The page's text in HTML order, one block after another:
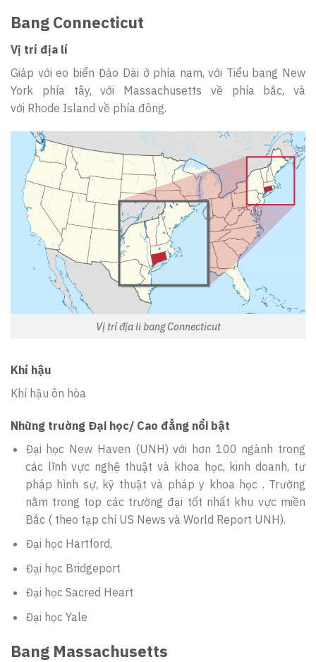
Bang Connecticut
Vị trí địa lí
Giáp với eo biển Đảo Dài ở phía nam, với Tiểu bang New
York phía tây, với Massachusetts về phía bắc, và
với Rhode Island về phía đông.
Vị trí địa li bang Connecticut
Khí hậu
Khí hậu ôn hòa
Những trường Đại học/ Cao đẳng nổi bật
Đại học New Haven (UNH) với hơn 100 ngành trong
các lĩnh vực nghệ thuật và khoa học, kinh doanh, tư
pháp hình sự, kỹ thuật và pháp y khoa học . Trường
nằm trong top các trường đại tốt nhất khu vực miền
Bắc ( theo tạp chí US News và World Report UNH).
Đại học Hartford,
Đại học Bridgeport
Đại học Sacred Heart
Đại học Yale
Bang Massachusetts